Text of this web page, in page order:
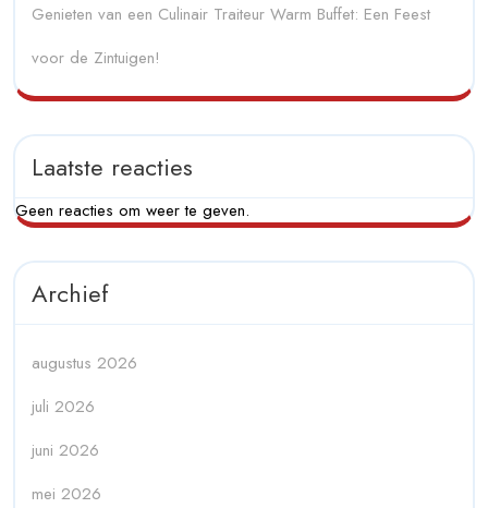
Genieten van een Culinair Traiteur Warm Buffet: Een Feest
voor de Zintuigen!
Laatste reacties
Geen reacties om weer te geven.
Archief
augustus 2026
juli 2026
juni 2026
mei 2026